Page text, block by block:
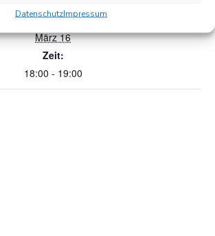
DatenschutzImpressum
Datum:
März 16
Zeit:
18:00 - 19:00